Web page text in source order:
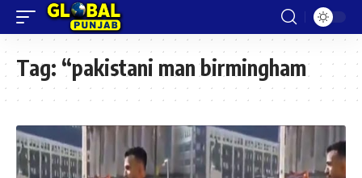
Tag: “pakistani man birmingham